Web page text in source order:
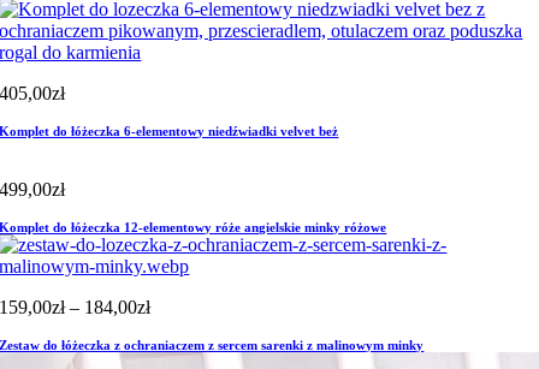
405,00zł
Komplet do łóżeczka 6-elementowy niedźwiadki velvet beż
499,00zł
Komplet do łóżeczka 12-elementowy róże angielskie minky różowe
159,00zł – 184,00złZakres
od
Zestaw do łóżeczka z ochraniaczem z sercem sarenki z malinowym minky